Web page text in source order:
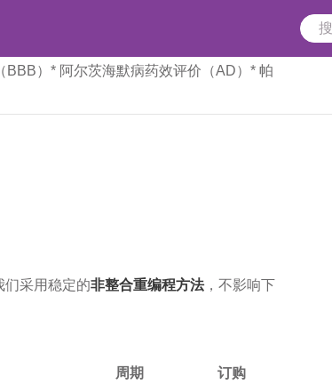
） * 阿尔茨海默病药效评价（AD） * 帕
们采用稳定的非整合重编程方法，不影响下
周期 订购